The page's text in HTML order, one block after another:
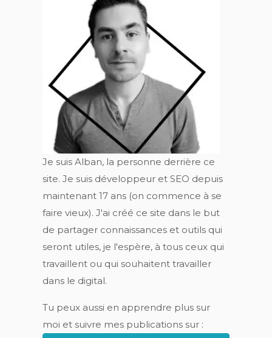
Je suis Alban, la personne derrière ce
site. Je suis développeur et SEO depuis
maintenant 17 ans (on commence à se
faire vieux). J'ai créé ce site dans le but
de partager connaissances et outils qui
seront utiles, je l'espère, à tous ceux qui
travaillent ou qui souhaitent travailler
dans le digital.
Tu peux aussi en apprendre plus sur
moi et suivre mes publications sur :